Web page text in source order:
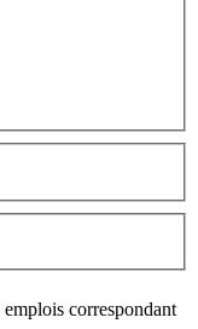
correspondant